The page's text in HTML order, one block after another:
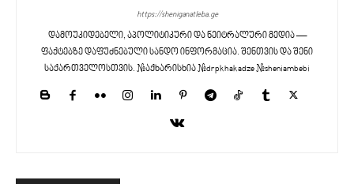
https://sheniganatleba.ge
დამოუკიდებელი, აპოლიტიკური და ნეიტრალური მედია —
ფაქტებზე დაფუძნებული სანდო ინფორმაცია. შენთვის და შენი
საქართველოსთვის. #აქხარისხია #drpkhakadze #sheniambebi